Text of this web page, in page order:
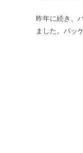
昨年に続き、
ました。パッ